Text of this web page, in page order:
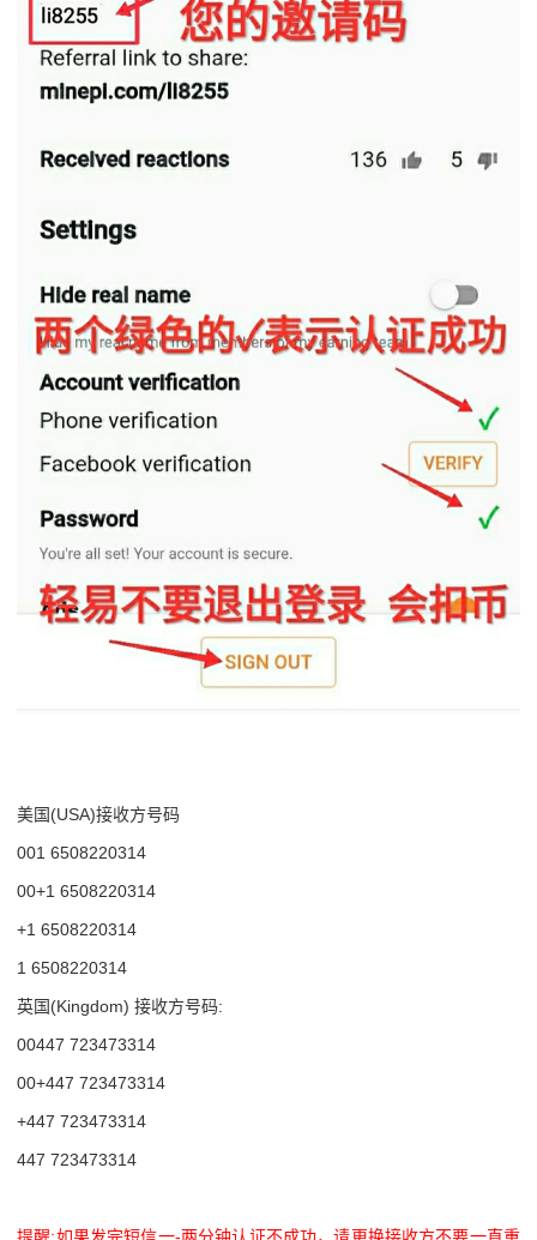
美国(USA)接收方号码
001 6508220314
00+1 6508220314
+1 6508220314
1 6508220314
英国(Kingdom) 接收方号码:
00447 723473314
00+447 723473314
+447 723473314
447 723473314
提醒:如果发完短信一-两分钟认证不成功，请更换接收方不要一直重